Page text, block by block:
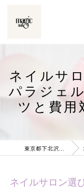
ネイルサ
パラジェ
ツと費用
ネイルサロン選